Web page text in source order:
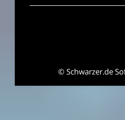
©Schwarzer.de